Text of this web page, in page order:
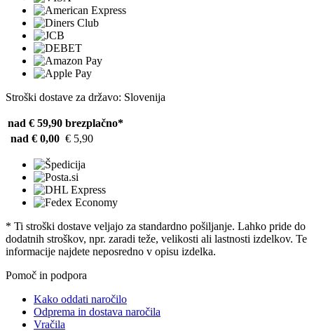
Stroški dostave za državo: Slovenija
nad € 59,90 brezplačno*
nad € 0,00 € 5,90
* Ti stroški dostave veljajo za standardno pošiljanje. Lahko pride do
dodatnih stroškov, npr. zaradi teže, velikosti ali lastnosti izdelkov. Te
informacije najdete neposredno v opisu izdelka.
Pomoč in podpora
Kako oddati naročilo
Odprema in dostava naročila
Vračila